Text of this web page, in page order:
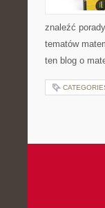
znaleźć
tematów
ten blog o